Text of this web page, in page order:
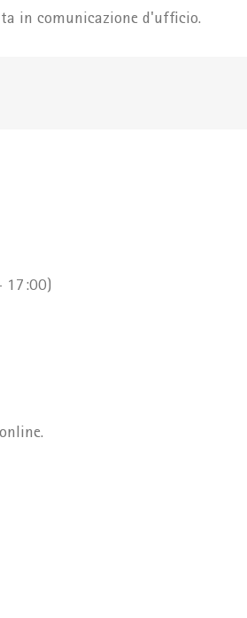
in comunicazione d'ufficio.
17:00)